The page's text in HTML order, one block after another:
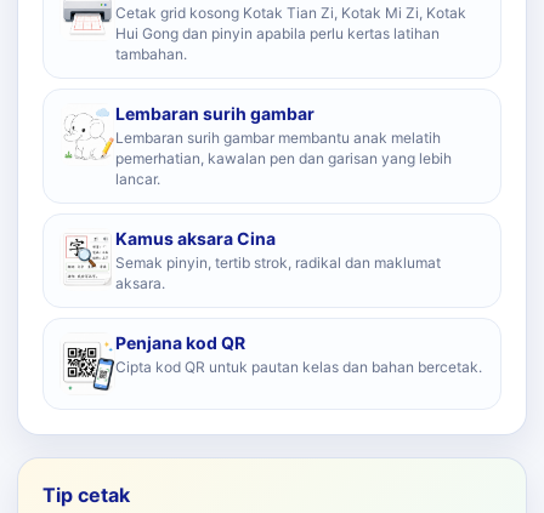
Cetak grid kosong Kotak Tian Zi, Kotak Mi Zi, Kotak
Hui Gong dan pinyin apabila perlu kertas latihan
tambahan.
Lembaran surih gambar
Lembaran surih gambar membantu anak melatih
pemerhatian, kawalan pen dan garisan yang lebih
lancar.
Kamus aksara Cina
Semak pinyin, tertib strok, radikal dan maklumat
aksara.
Penjana kod QR
Cipta kod QR untuk pautan kelas dan bahan bercetak.
Tip cetak